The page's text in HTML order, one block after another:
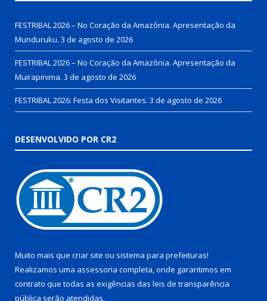
FESTRIBAL 2026 – No Coração da Amazônia. Apresentação da
Munduruku. 3 de agosto de 2026
FESTRIBAL 2026 – No Coração da Amazônia. Apresentação da
Muirapinima. 3 de agosto de 2026
FESTRIBAL 2026: Festa dos Visitantes. 3 de agosto de 2026
DESENVOLVIDO POR CR2
Muito mais que criar site ou sistema para prefeituras!
Realizamos uma assessoria completa, onde garantimos em
contrato que todas as exigências das leis de transparência
pública serão atendidas.